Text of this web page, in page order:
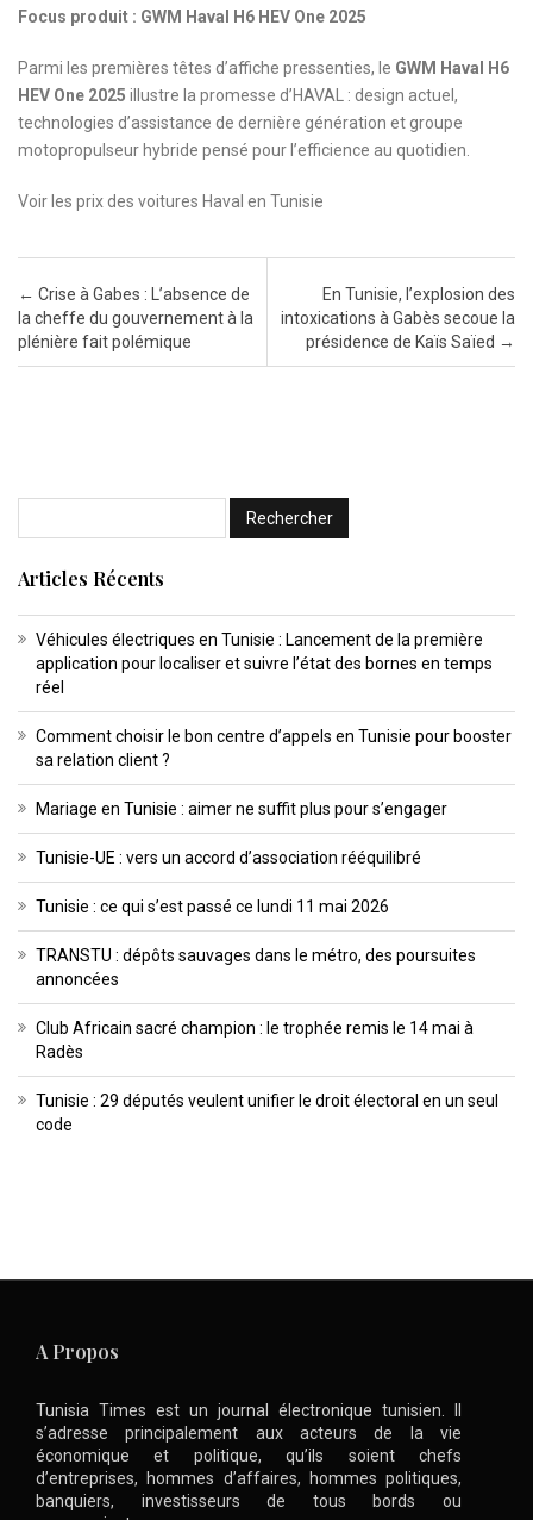
Focus produit : GWM Haval H6 HEV One 2025
Parmi les premières têtes d’affiche pressenties, le GWM Haval H6
HEV One 2025 illustre la promesse d’HAVAL : design actuel,
technologies d’assistance de dernière génération et groupe
motopropulseur hybride pensé pour l’efficience au quotidien.
Voir les prix des voitures Haval en Tunisie
Post navigation
← Crise à Gabes : L’absence de
la cheffe du gouvernement à la
plénière fait polémique
En Tunisie, l’explosion des
intoxications à Gabès secoue la
présidence de Kaïs Saïed →
Articles Récents
Véhicules électriques en Tunisie : Lancement de la première
application pour localiser et suivre l’état des bornes en temps
réel
Comment choisir le bon centre d’appels en Tunisie pour booster
sa relation client ?
Mariage en Tunisie : aimer ne suffit plus pour s’engager
Tunisie-UE : vers un accord d’association rééquilibré
Tunisie : ce qui s’est passé ce lundi 11 mai 2026
TRANSTU : dépôts sauvages dans le métro, des poursuites
annoncées
Club Africain sacré champion : le trophée remis le 14 mai à
Radès
Tunisie : 29 députés veulent unifier le droit électoral en un seul
code
A Propos
Tunisia Times est un journal électronique tunisien. Il
s’adresse principalement aux acteurs de la vie
économique et politique, qu’ils soient chefs
d’entreprises, hommes d’affaires, hommes politiques,
banquiers, investisseurs de tous bords ou